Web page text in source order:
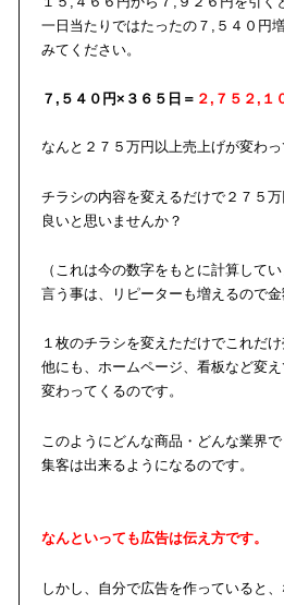
一日当たりではたったの７,５４０円
みてください。
７,５４０円×３６５日＝ ２,７５２,１
なんと２７５万円以上売上げが変わっ
チラシの内容を変えるだけで２７５
良いと思いませんか？
（これは今の数字をもとに計算して
言う事は、リピーターも増えるので
１枚のチラシを変えただけでこれだ
他にも、ホームページ、看板など変
変わってくるのです。
このようにどんな商品・どんな業界で
集客は出来るようになるのです。
なんといっても広告は伝え方です。
しかし、自分で広告を作っていると